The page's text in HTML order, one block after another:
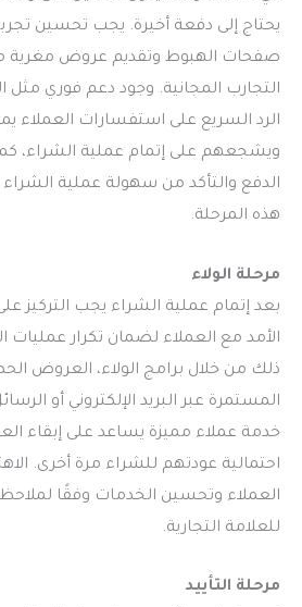
يحتاج إلى دفعة أخيرة. يجب تحسين
صفحات الهبوط وتقديم عروض مغرية
التجارب المجانية. وجود دعم فوري مثل
الرد السريع على استفسارات العملاء
ويشجعهم على إتمام عملية الشراء،
الدفع والتأكد من سهولة عملية
هذه المرحلة.
مرحلة الولاء
بعد إتمام عملية الشراء يجب التركيز
الأمد مع العملاء لضمان تكرار عمليات
ذلك من خلال برامج الولاء، العروض
المستمرة عبر البريد الإلكتروني أو
خدمة عملاء مميزة يساعد على إبقاء
احتمالية عودتهم للشراء مرة أخرى.
العملاء وتحسين الخدمات وفقًا
للعلامة التجارية.
مرحلة التأييد